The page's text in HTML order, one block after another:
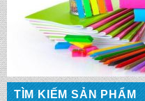
TÌM KIẾM SẢN PHẨM
CẶP HỌC
CẶP HỌC